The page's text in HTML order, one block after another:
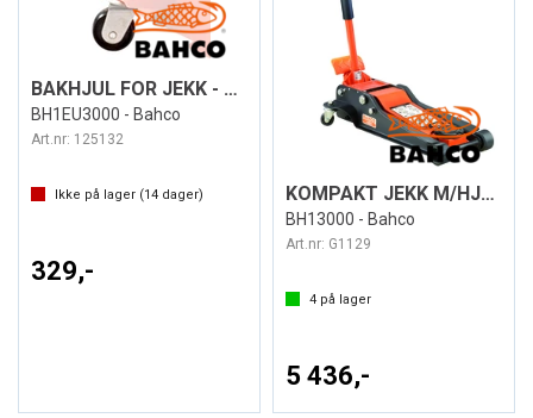
BAKHJUL FOR JEKK - RESERVEDEL
BH1EU3000 - Bahco
Art.nr: 125132
Ikke på lager (14 dager)
329,-
KOMPAKT JEKK M/HJUL 3T
BH13000 - Bahco
Art.nr: G1129
4 på lager
5 436,-